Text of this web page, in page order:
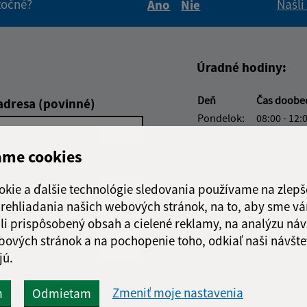
cookies
a ďalšie technológie sledovania používame na
našich webových stránok, na to, aby sme
prispôsobený obsah a cielené reklamy, na analýzu
stránok a na pochopenie toho, odkiaľ naši
Odmietam Zmeniť moje nastavenia
Áno
Nie
(povinné)
Google reCaptcha Response
Odoslať
Úradné hodiny:
Deň
Čas
Pondelok:
08:00 -
Piatok:
08:00 -
Obedňajšia